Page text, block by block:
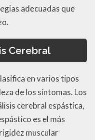
adecuadas que
Cerebral
en varios tipos
de los síntomas. Los
cerebral espástica,
es el más
muscular